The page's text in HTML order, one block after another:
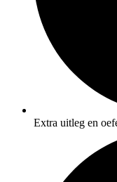
Extra uitleg en